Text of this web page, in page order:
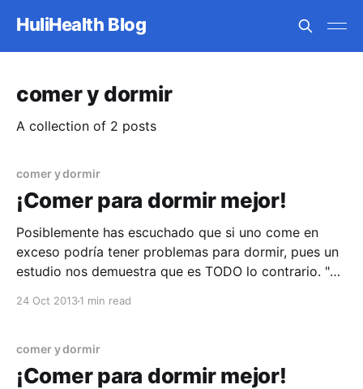
HuliHealth Blog
comer y dormir
A collection of 2 posts
comer y dormir
¡Comer para dormir mejor!
Posiblemente has escuchado que si uno come en
exceso podría tener problemas para dormir, pues un
estudio nos demuestra que es TODO lo contrario. "Si
24 Oct 20131 min read
comer y dormir
¡Comer para dormir mejor!